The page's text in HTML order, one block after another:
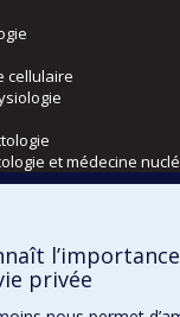
cellulaire
et médecine
de l’activité
privée